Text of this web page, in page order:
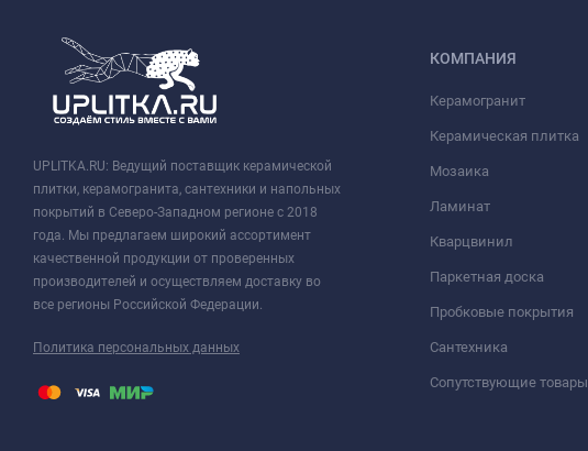
UPLITKA.RU: Ведущий поставщик керамической
плитки, керамогранита, сантехники и напольных
покрытий в Северо-Западном регионе с 2018
года. Мы предлагаем широкий ассортимент
качественной продукции от проверенных
производителей и осуществляем доставку во
все регионы Российской Федерации.
Политика персональных данных
КОМПАНИЯ
Керамогранит
Керамическая плитка
Мозаика
Ламинат
Кварцвинил
Паркетная доска
Пробковые покрытия
Сантехника
Сопутствующие товары